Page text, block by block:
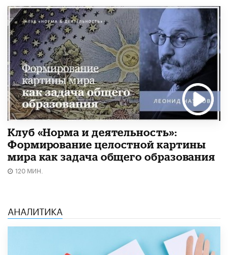
Клуб «Норма и деятельность»:
Формирование целостной картины
мира как задача общего образования
120 МИН.
АНАЛИТИКА